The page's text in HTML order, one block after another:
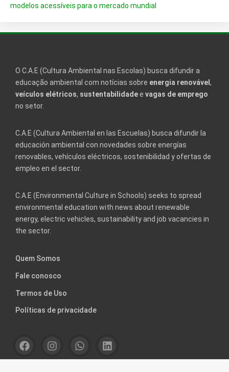
modelos acessíveis para o mercado mundial
O C.A.E (Cultura Ambiental nas Escolas) busca difundir a
educação ambiental com notícias sobre energia renovável ,
veículos elétricos, sustentabilidadee vagas de emprego
no setor.
C.A.E (Cultura Ambiental en las Escuelas) busca difundir la
educación ambiental con novedades sobre energías
renovables, vehículos eléctricos, sostenibilidad y ofertas de
empleo en el sector.
C.A.E (Environmental Culture in Schools) seeks to spread
environmental education with news about renewable
energy, electric vehicles, sustainability and job vacancies in
the sector.
Quem Somos
Fale conosco
Termos de Uso
Políticas de privacidade